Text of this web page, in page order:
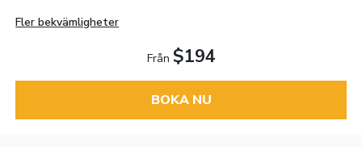
Fler bekvämligheter
Från $194
BOKA NU